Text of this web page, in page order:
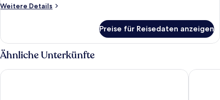
Weitere Details
Weitere
Suite
Preise für Reisedaten anzeigen
Ähnliche Unterkünfte
Scandic Hamburg Emporio